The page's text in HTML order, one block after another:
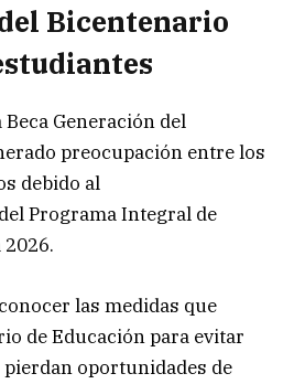
Bicentenario
Generación del
preocupación entre los
debido al
Programa Integral de
las medidas que
de Educación para evitar
oportunidades de